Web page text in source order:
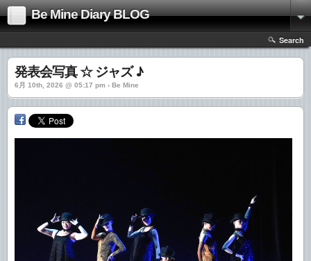
Be Mine Diary BLOG
Search
発表会写真 ☆ ジャズ ♪
6月 10th, 2026 @ 05:17 pm › Be Mine